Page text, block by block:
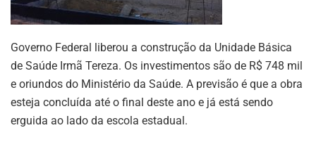
Governo Federal liberou a construção da Unidade Básica
de Saúde Irmã Tereza. Os investimentos são de R$ 748 mil
e oriundos do Ministério da Saúde. A previsão é que a obra
esteja concluída até o final deste ano e já está sendo
erguida ao lado da escola estadual.